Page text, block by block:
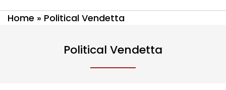
Home » Political Vendetta
Political Vendetta